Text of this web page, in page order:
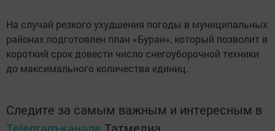
На случай резкого ухудшения погоды в муниципальных
районах подготовлен план «Буран», который позволит в
короткий срок довести число снегоуборочной техники
до максимального количества единиц.
Следите за самым важным и интересным в